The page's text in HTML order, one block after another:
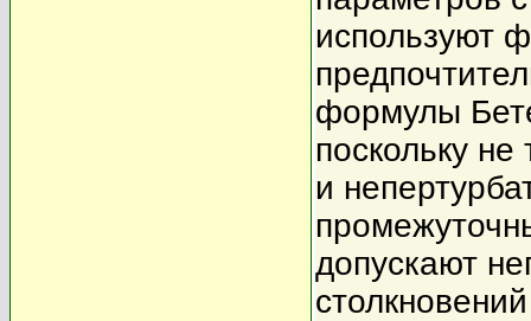
используют
формулы
поскольку
и
допускают